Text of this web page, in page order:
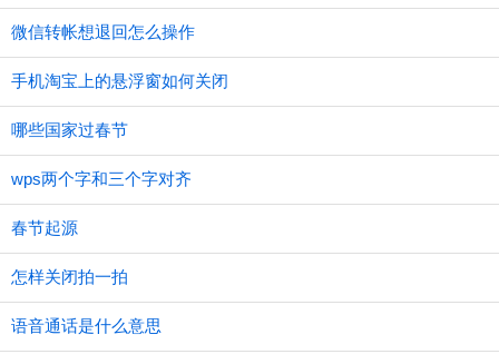
微信转帐想退回怎么操作
手机淘宝上的悬浮窗如何关闭
哪些国家过春节
wps两个字和三个字对齐
春节起源
怎样关闭拍一拍
语音通话是什么意思